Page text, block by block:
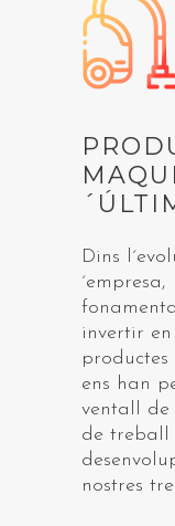
Dins
invertir en
productes
ens han
ventall de
de
nostres